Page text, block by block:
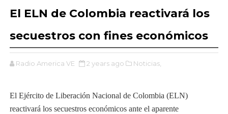
El ELN de Colombia reactivará los
secuestros con fines económicos
Radio America VE 2 years ago Noticias,
El Ejército de Liberación Nacional de Colombia (ELN)
reactivará los secuestros económicos ante el aparente